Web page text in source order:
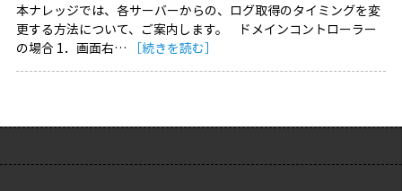
本ナレッジでは、各サーバーからの、ログ取得のタイミングを変
更する方法について、ご案内します。 ドメインコントローラー
の場合 1．画面右…
［続きを読む］